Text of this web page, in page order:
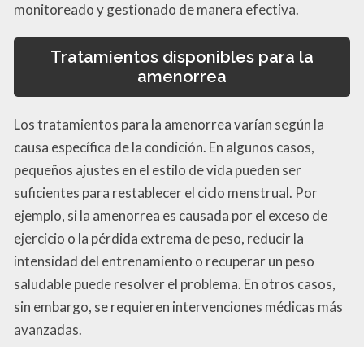
monitoreado y gestionado de manera efectiva.
Tratamientos disponibles para la
amenorrea
Los tratamientos para la amenorrea varían según la
causa específica de la condición. En algunos casos,
pequeños ajustes en el estilo de vida pueden ser
suficientes para restablecer el ciclo menstrual. Por
ejemplo, si la amenorrea es causada por el exceso de
ejercicio o la pérdida extrema de peso, reducir la
intensidad del entrenamiento o recuperar un peso
saludable puede resolver el problema. En otros casos,
sin embargo, se requieren intervenciones médicas más
avanzadas.